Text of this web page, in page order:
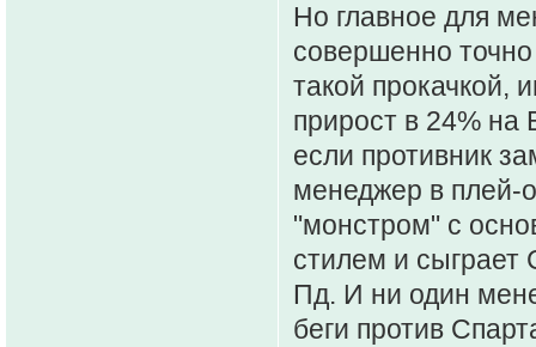
Но главное для
совершенно
такой прокачкой,
прирост в 24%
если противник
менеджер в плей-
"монстром" с
стилем и сыграет
Пд. И ни один
беги против